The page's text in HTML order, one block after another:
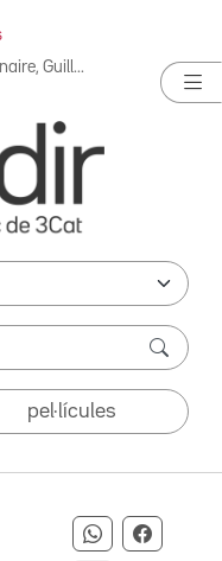
Guill...
pel·lícules
Compartir